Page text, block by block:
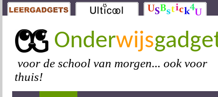
Onderwijs
voor de school van morgen... ook voor
thuis!